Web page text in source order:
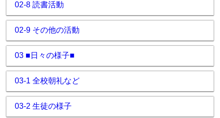
02-8 読書活動
02-9 その他の活動
03 ■日々の様子■
03-1 全校朝礼など
03-2 生徒の様子